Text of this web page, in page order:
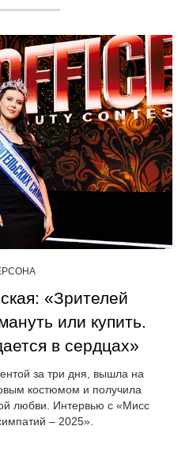
«Зрителей
или купить.
в сердцах»
за три дня, вышла на
костюмом и получила
любви. Интервью с «Мисс
– 2025».